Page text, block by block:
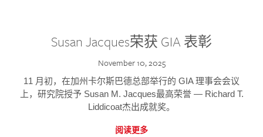
Susan Jacques荣获 GIA 表彰
November 10, 2025
11 月初，在加州卡尔斯巴德总部举行的 GIA 理事会会议
上，研究院授予 Susan M. Jacques最高荣誉 — Richard T.
Liddicoat杰出成就奖。
阅读更多